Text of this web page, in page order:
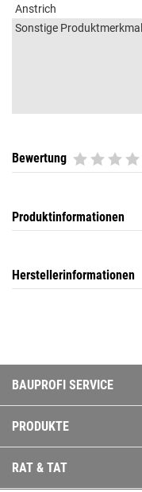
Anstrich
Sonstige
Bewertung
Produktinformationen
Herstellerinformationen
BAUPROFI SERVICE
PRODUKTE
RAT & TAT